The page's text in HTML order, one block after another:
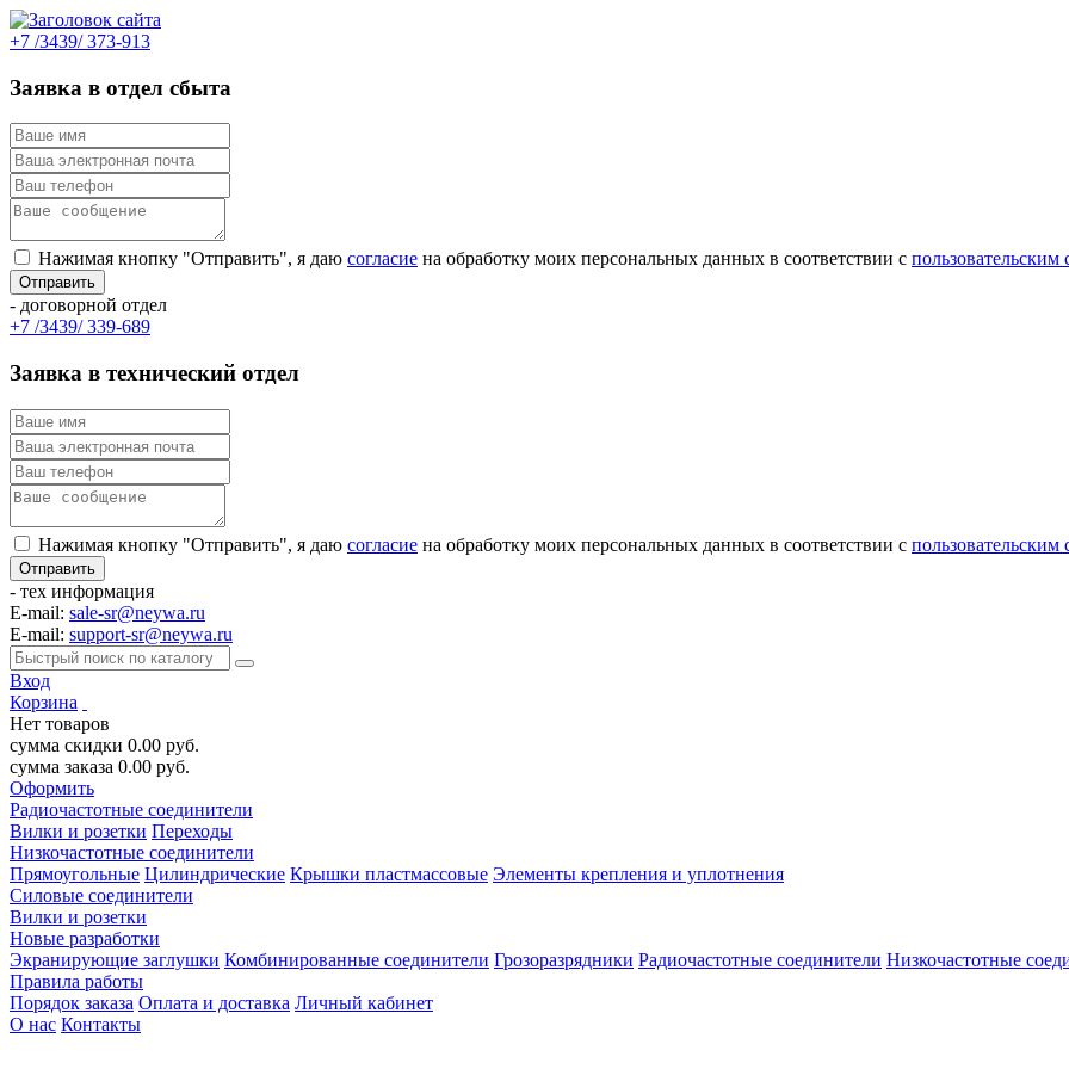
+7 /3439/ 373-913
Заявка в отдел сбыта
Нажимая кнопку "Отправить", я даю согласие на обработку моих персональных данных в соответствии с пользовательским
- договорной отдел
+7 /3439/ 339-689
Заявка в технический отдел
Нажимая кнопку "Отправить", я даю согласие на обработку моих персональных данных в соответствии с пользовательским
- тех информация
E-mail: sale-sr@neywa.ru
E-mail: support-sr@neywa.ru
Вход
Корзина
Нет товаров
сумма скидки 0.00 руб.
сумма заказа 0.00 руб.
Оформить
Радиочастотные соединители
Вилки и розетки Переходы
Низкочастотные соединители
Прямоугольные Цилиндрические Крышки пластмассовые Элементы крепления и уплотнения
Силовые соединители
Вилки и розетки
Новые разработки
Экранирующие заглушки Комбинированные соединители Грозоразрядники Радиочастотные соединители Низкочастотные
Правила работы
Порядок заказа Оплата и доставка Личный кабинет
О нас Контакты